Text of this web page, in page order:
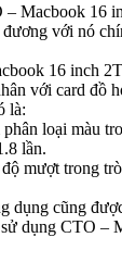
– Macbook 16
với nó
16 inch
với card đồ
là:
loại màu
lần.
mượt trong
dụng cũng
dụng CTO –